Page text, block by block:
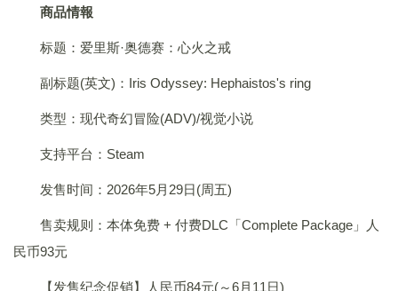
商品情報
标题：爱里斯·奥德赛：心火之戒
副标题(英文)：Iris Odyssey: Hephaistos's ring
类型：现代奇幻冒险(ADV)/视觉小说
支持平台：Steam
发售时间：2026年5月29日(周五)
售卖规则：本体免费 + 付费DLC「Complete Package」人
民币93元
【发售纪念促销】人民币84元(～6月11日)